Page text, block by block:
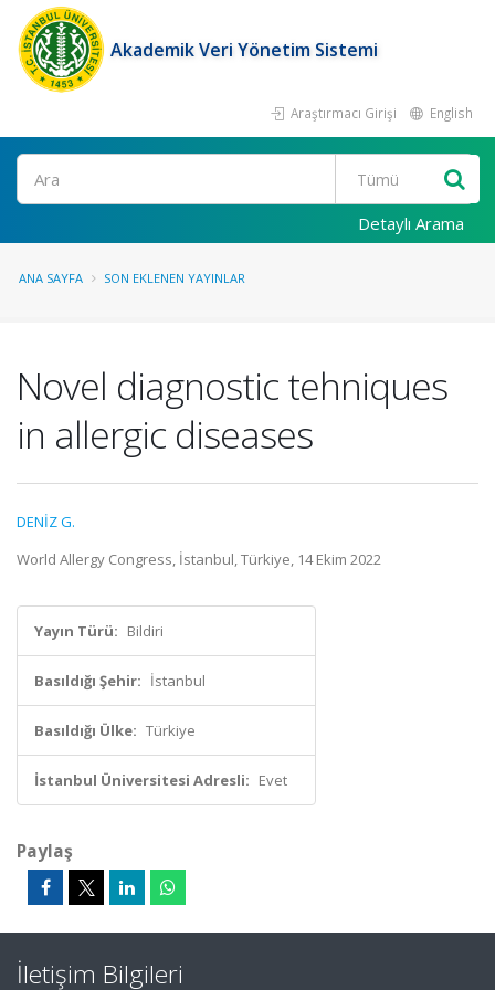
Akademik Veri Yönetim Sistemi
Araştırmacı Girişi English
Ara
Detaylı Arama
ANA SAYFA SON EKLENEN YAYINLAR
Novel diagnostic tehniques
in allergic diseases
DENİZ G.
World Allergy Congress, İstanbul, Türkiye, 14 Ekim 2022
Yayın Türü: Bildiri
Basıldığı Şehir: İstanbul
Basıldığı Ülke: Türkiye
İstanbul Üniversitesi Adresli: Evet
Paylaş
İletişim Bilgileri